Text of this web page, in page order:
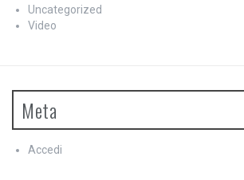
Uncategorized
Video
Meta
Accedi